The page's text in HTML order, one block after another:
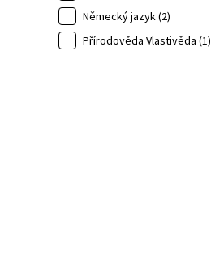
Německý jazyk (2)
Přírodověda Vlastivěda (1)